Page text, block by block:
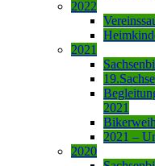
2022
2021
2021
2021 –
2020